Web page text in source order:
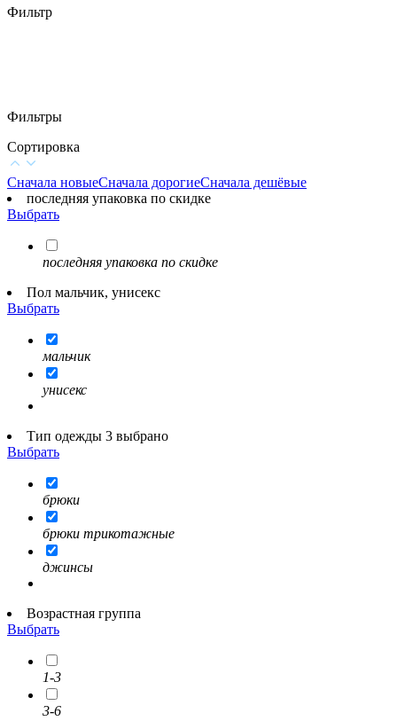
Фильтр
Фильтры
Сортировка
Сначала новыеСначала дорогиеСначала дешёвые
последняя упаковка по скидке
Выбрать
последняя упаковка по скидке
Пол мальчик, унисекс
Выбрать
мальчик
унисекс
Тип одежды 3 выбрано
Выбрать
брюки
брюки трикотажные
джинсы
Возрастная группа
Выбрать
1-3
3-6